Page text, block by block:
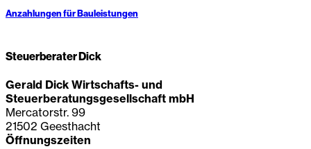
Anzahlungen für Bauleistungen
Steuerberater Dick
Gerald Dick Wirtschafts- und
Steuerberatungsgesellschaft mbH
Mercatorstr. 99
21502 Geesthacht
Öffnungszeiten